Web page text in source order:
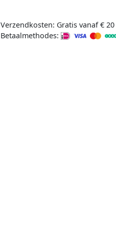
Verzendkosten: Gratis vanaf € 20
Betaalmethodes: